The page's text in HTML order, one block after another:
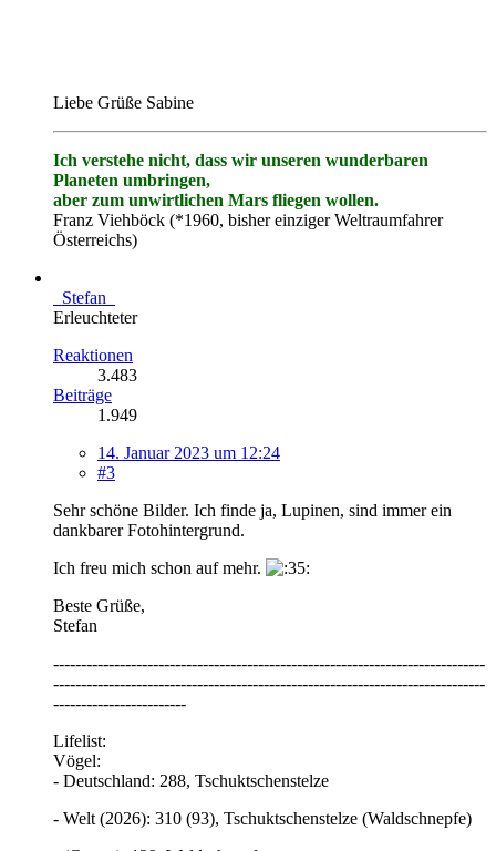
Liebe Grüße Sabine
Ich verstehe nicht, dass wir unseren wunderbaren
Planeten umbringen,
aber zum unwirtlichen Mars fliegen wollen.
Franz Viehböck (*1960, bisher einziger Weltraumfahrer
Österreichs)
_Stefan_
Erleuchteter
Reaktionen
3.483
Beiträge
1.949
14. Januar 2023 um 12:24
#3
Sehr schöne Bilder. Ich finde ja, Lupinen, sind immer ein
dankbarer Fotohintergrund.
Ich freu mich schon auf mehr.
Beste Grüße,
Stefan
------------------------------------------------------------------------------
------------------------------------------------------------------------------
------------------------
Lifelist:
Vögel:
- Deutschland: 288, Tschuktschenstelze
- Welt (2026): 310 (93), Tschuktschenstelze (Waldschnepfe)